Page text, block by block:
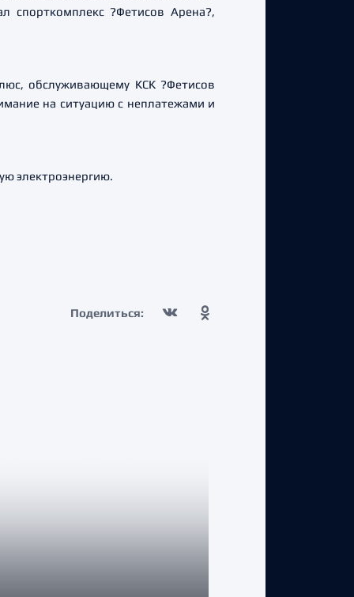
спорткомплекс ?Фетисов Арена?,
обслуживающему КСК ?Фетисов
на ситуацию с неплатежами и
электроэнергию.
Поделиться: